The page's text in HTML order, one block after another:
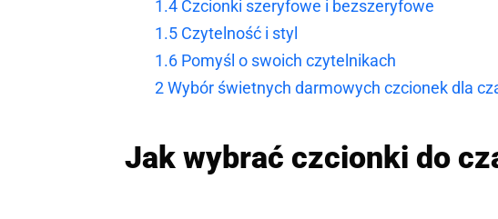
1.4 Czcionki szeryfowe i bezszeryfowe
1.5 Czytelność i styl
1.6 Pomyśl o swoich czytelnikach
2Wybór świetnych darmowych czcionek dla
Jak wybrać czcionki do